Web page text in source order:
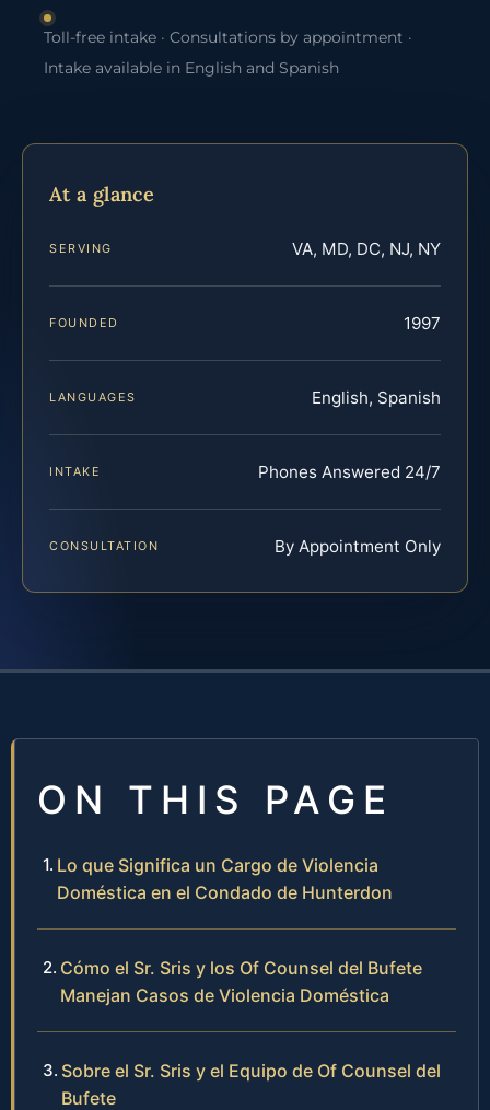
Toll-free intake · Consultations by appointment ·
Intake available in English and Spanish
At a glance
SERVING VA, MD, DC, NJ, NY
FOUNDED 1997
LANGUAGES English, Spanish
INTAKE Phones Answered 24/7
CONSULTATION By Appointment Only
ON THIS PAGE
Lo que Significa un Cargo de Violencia
Doméstica en el Condado de Hunterdon
Cómo el Sr. Sris y los Of Counsel del Bufete
Manejan Casos de Violencia Doméstica
Sobre el Sr. Sris y el Equipo de Of Counsel del
Bufete